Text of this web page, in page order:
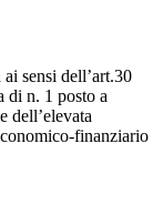
sensi dell’art.30
di n. 1 posto a
dell’elevata
finanziario